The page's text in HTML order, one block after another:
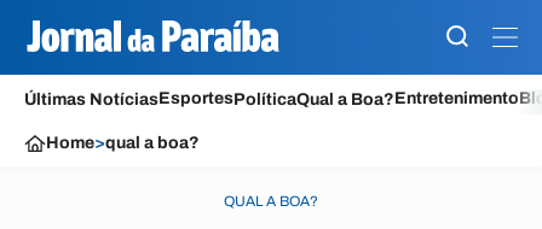
Últimas NotíciasEsportesPolíticaQual a Boa?Entretenimento
Home>qual a boa?
QUAL A BOA?